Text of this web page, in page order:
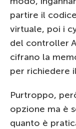
partire il
virtuale, poi i
del controller
cifrano la
per richiedere
Purtroppo,
opzione ma è
quanto è